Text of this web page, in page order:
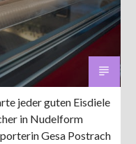
jeder guten Eisdiele
in Nudelform
Gesa Postrach